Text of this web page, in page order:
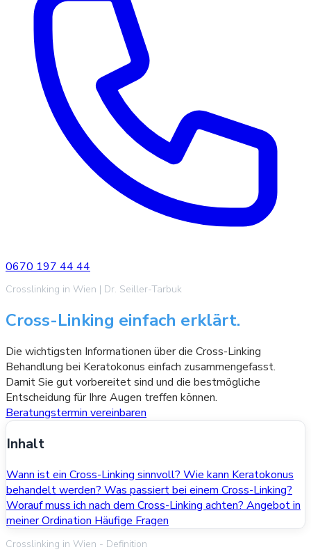
0670 197 44 44
Crosslinking in Wien | Dr. Seiller-Tarbuk
Cross-Linking einfach erklärt.
Die wichtigsten Informationen über die Cross-Linking
Behandlung bei Keratokonus einfach zusammengefasst.
Damit Sie gut vorbereitet sind und die bestmögliche
Entscheidung für Ihre Augen treffen können.
Beratungstermin vereinbaren
Inhalt
Wann ist ein Cross-Linking sinnvoll?Wie kann Keratokonus
behandelt werden?Was passiert bei einem Cross-Linking?
Worauf muss ich nach dem Cross-Linking achten?Angebot in
meiner OrdinationHäufige Fragen
Crosslinking in Wien - Definition